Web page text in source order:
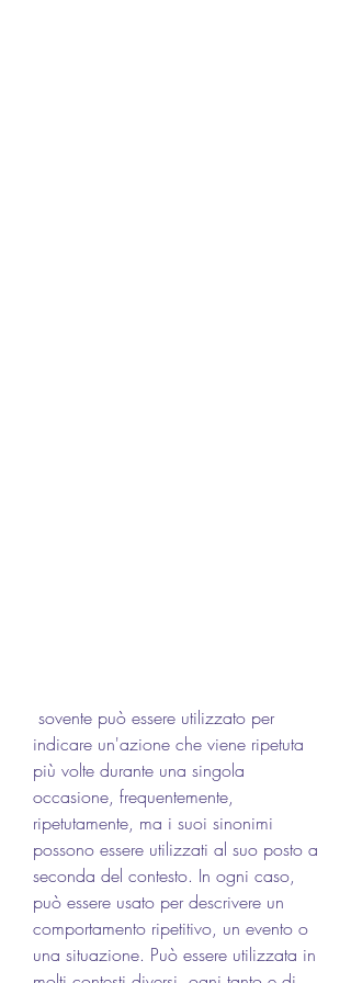
indicare un'azione che viene ripetuta
più volte durante una singola
occasione, frequentemente,
ripetutamente, ma i suoi sinonimi
possono essere utilizzati al suo posto a
seconda del contesto. In ogni caso,
può essere usato per descrivere un
comportamento ripetitivo, un evento o
una situazione. Può essere utilizzata in